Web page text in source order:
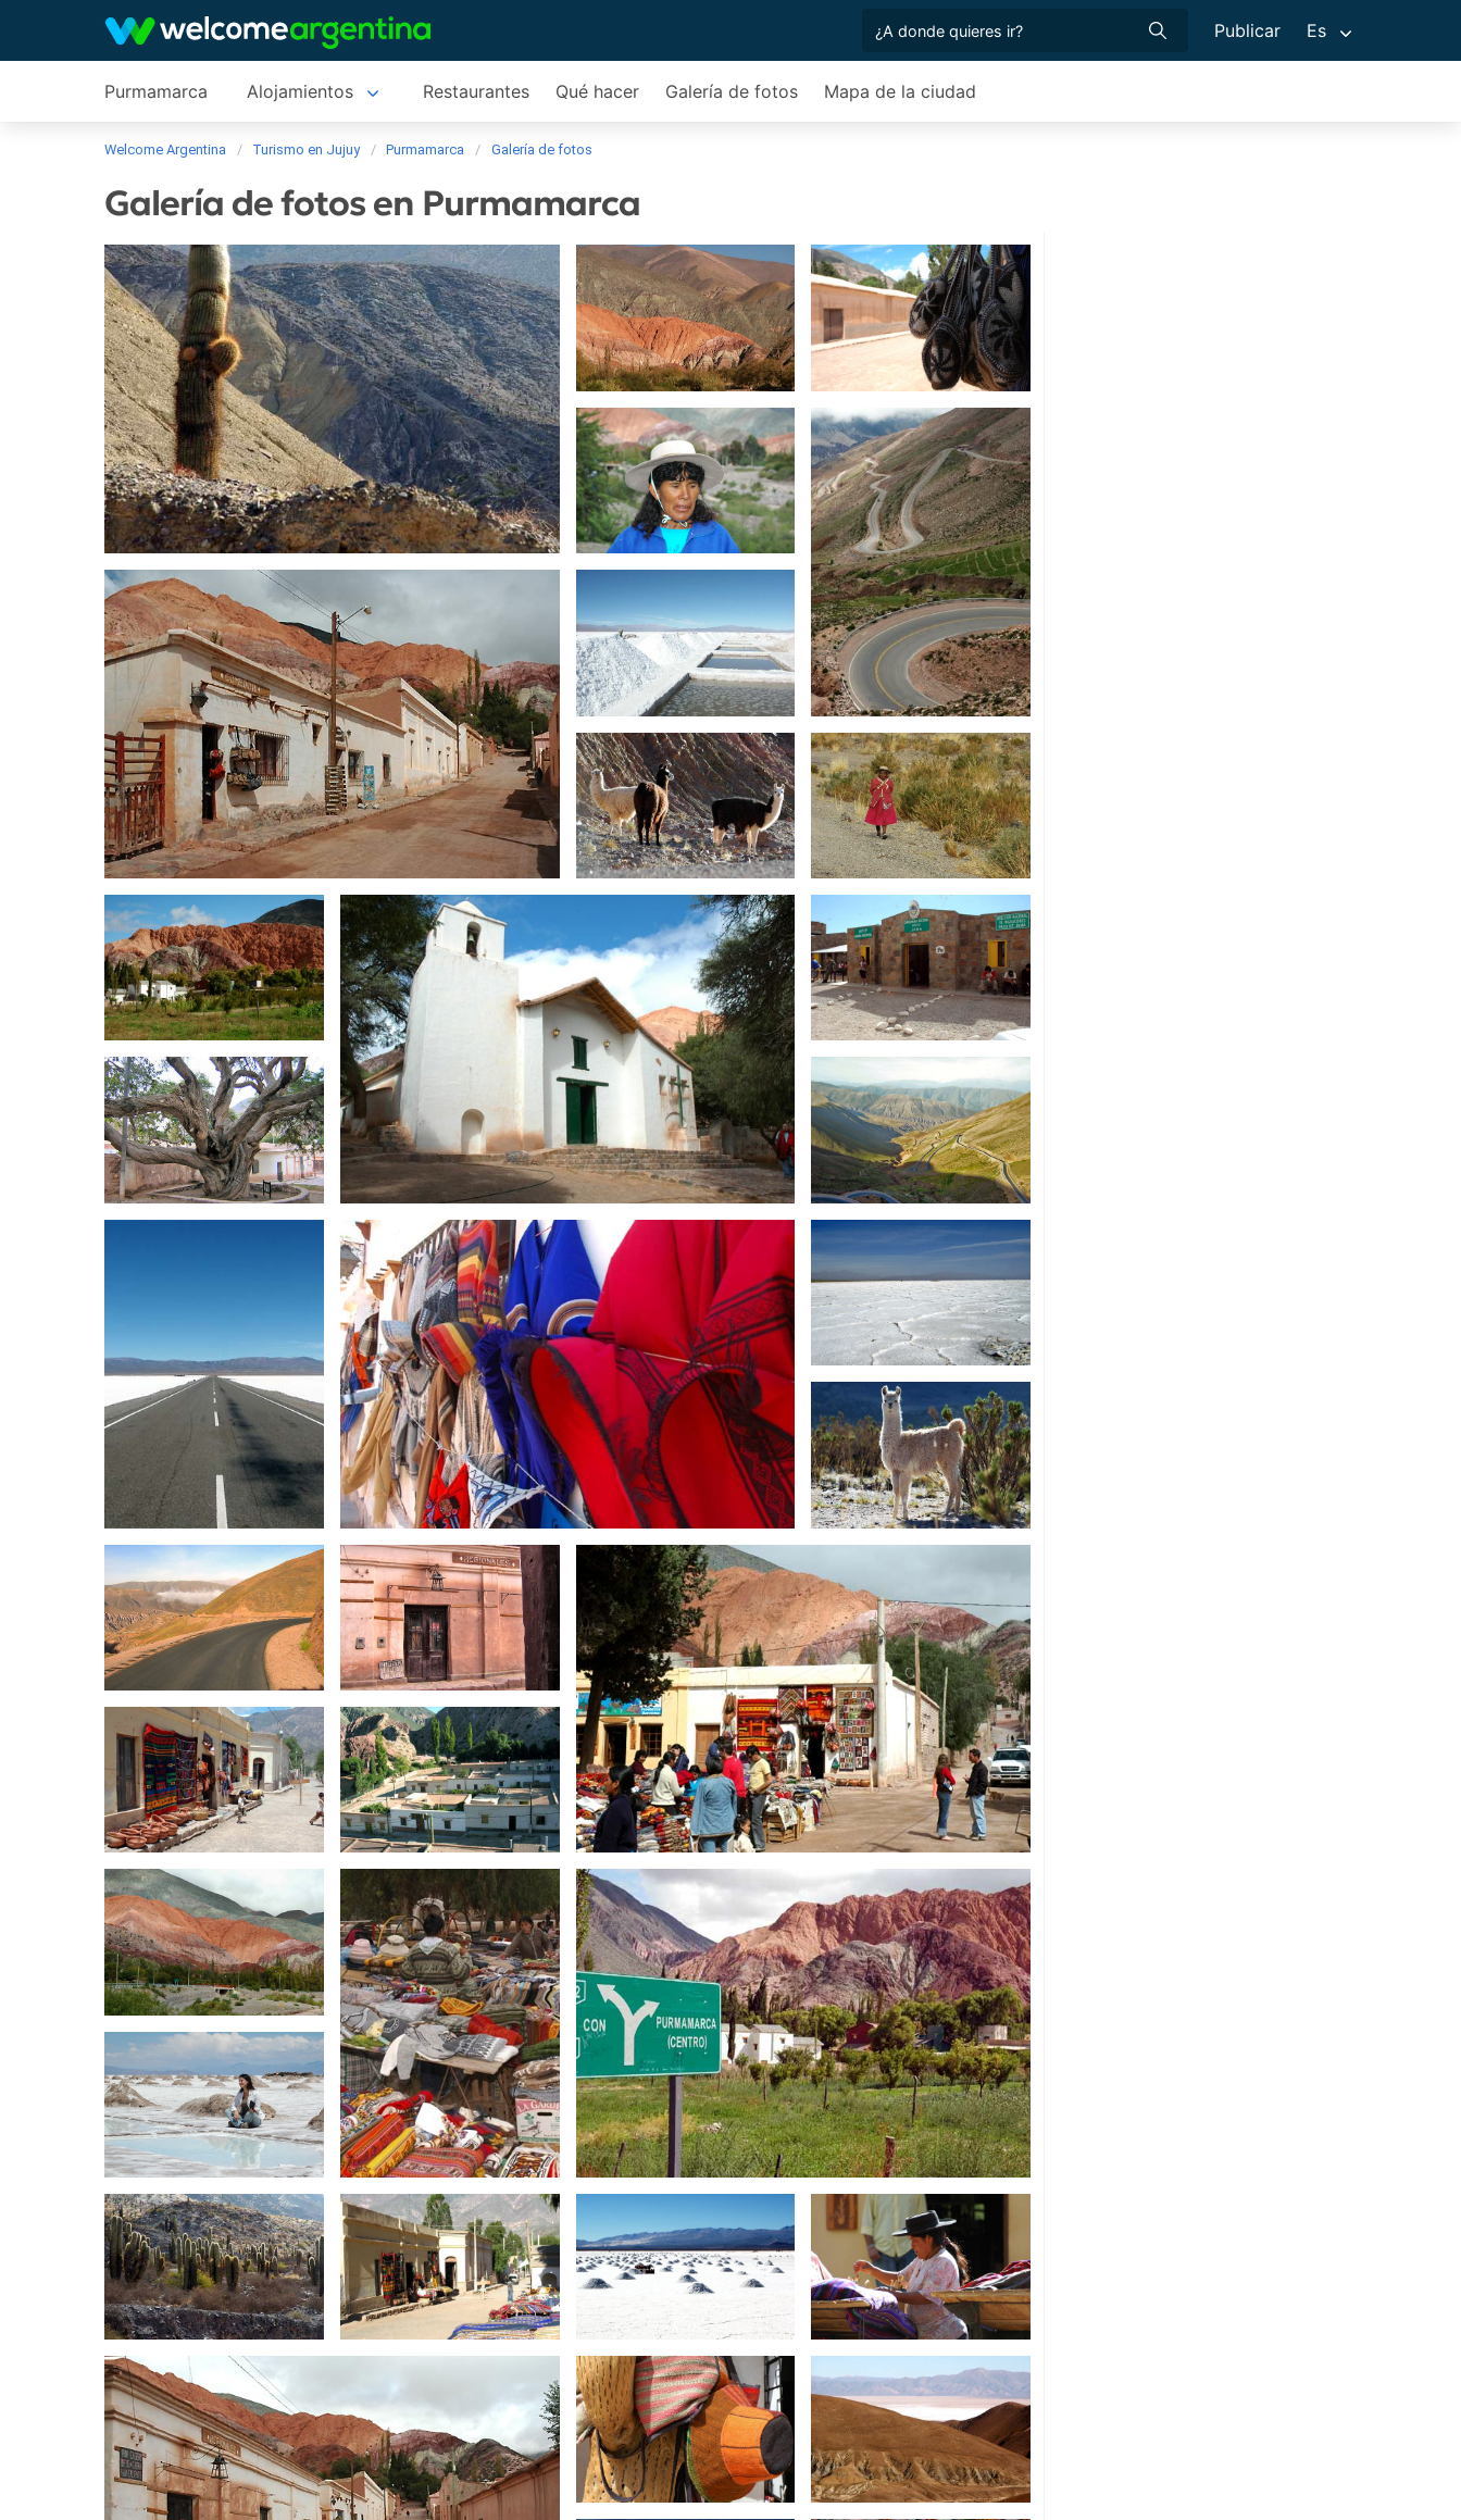
Publicar Es
Purmamarca Alojamientos Restaurantes Qué hacer Galería de fotos Mapa de la ciudad
Welcome Argentina Turismo en Jujuy Purmamarca Galería de fotos
Galería de fotos en Purmamarca